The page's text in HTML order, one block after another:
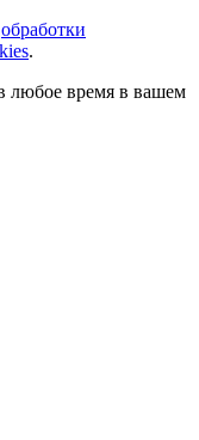
обработки
.
любое время в вашем